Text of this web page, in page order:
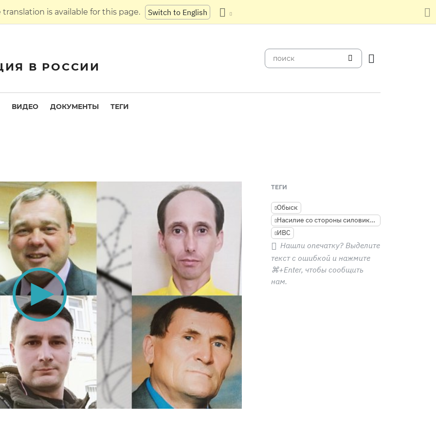
translation is available for this page. Switch to English
В РОССИИ
ВИДЕО ДОКУМЕНТЫ ТЕГИ
ТЕГИ
Обыск
Насилие со стороны силовиков
ИВС
Нашли опечатку? Выделите
текст с ошибкой и нажмите
⌘+Enter, чтобы сообщить
нам.